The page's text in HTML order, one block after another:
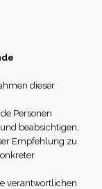
dieser
Personen
beabsichtigen,
Empfehlung zu
verantwortlichen